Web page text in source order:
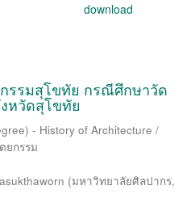
download
รรมสุโขทัย กรณีศึกษาวัด
หวัดสุโขทัย
- History of Architecture /
ยกรรม
(มหาวิทยาลัยศิลปากร,